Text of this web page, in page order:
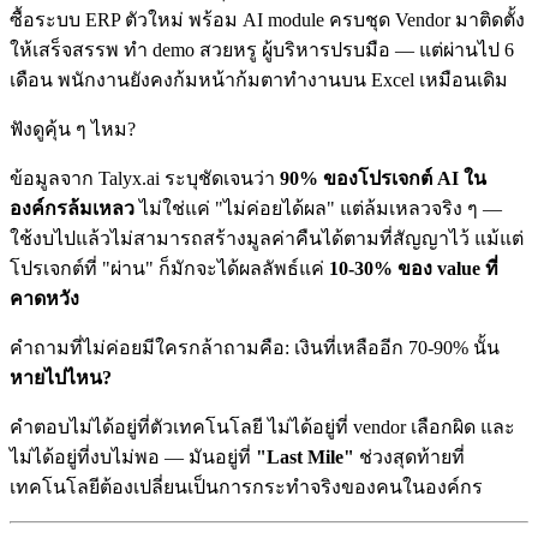
ซื้อระบบ ERP ตัวใหม่ พร้อม AI module ครบชุด Vendor มาติดตั้ง
ให้เสร็จสรรพ ทำ demo สวยหรู ผู้บริหารปรบมือ — แต่ผ่านไป 6
เดือน พนักงานยังคงก้มหน้าก้มตาทำงานบน Excel เหมือนเดิม
ฟังดูคุ้น ๆ ไหม?
ข้อมูลจาก Talyx.ai ระบุชัดเจนว่า 90% ของโปรเจกต์ AI ใน
องค์กรล้มเหลวไม่ใช่แค่ "ไม่ค่อยได้ผล" แต่ล้มเหลวจริง ๆ —
ใช้งบไปแล้วไม่สามารถสร้างมูลค่าคืนได้ตามที่สัญญาไว้ แม้แต่
โปรเจกต์ที่ "ผ่าน" ก็มักจะได้ผลลัพธ์แค่ 10-30% ของ value ที่
คาดหวัง
คำถามที่ไม่ค่อยมีใครกล้าถามคือ: เงินที่เหลืออีก 70-90% นั้น
หายไปไหน?
คำตอบไม่ได้อยู่ที่ตัวเทคโนโลยี ไม่ได้อยู่ที่ vendor เลือกผิด และ
ไม่ได้อยู่ที่งบไม่พอ — มันอยู่ที่ "Last Mile" ช่วงสุดท้ายที่
เทคโนโลยีต้องเปลี่ยนเป็นการกระทำจริงของคนในองค์กร